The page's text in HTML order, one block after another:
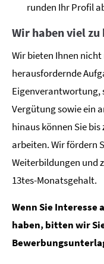
runden Ihr Profil
Wir haben viel zu
Wir bieten Ihnen
herausfordernde
Eigenverantwortung,
Vergütung sowie ein
hinaus können Sie
arbeiten. Wir fördern
Weiterbildungen und
13tes-Monatsgehalt.
Wenn Sie
haben, bitten wir